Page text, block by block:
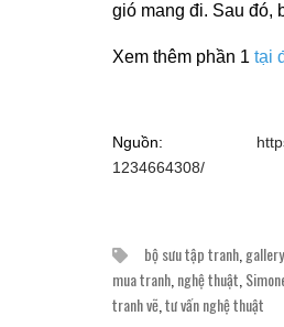
gió mang đi. Sau đó,
Xem thêm phần 1 tại
Nguồn:
1234664308/
bộ sưu tập tranh gallery
mua tranh nghệ thuật
tranh vẽ tư vấn nghệ thuật